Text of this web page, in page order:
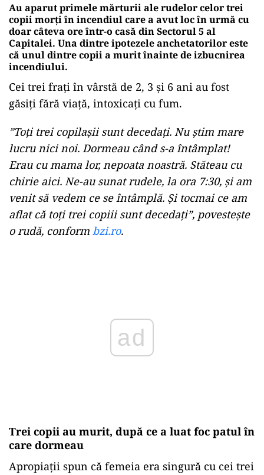
Au aparut primele mărturii ale rudelor celor trei
copii morți în incendiul care a avut loc în urmă cu
doar câteva ore într-o casă din Sectorul 5 al
Capitalei. Una dintre ipotezele anchetatorilor este
că unul dintre copii a murit înainte de izbucnirea
incendiului.
Cei trei frați în vârstă de 2, 3 și 6 ani au fost
găsiți fără viață, intoxicați cu fum.
”Toți trei copilașii sunt decedați. Nu știm mare
lucru nici noi. Dormeau când s-a întâmplat!
Erau cu mama lor, nepoata noastră. Stăteau cu
chirie aici. Ne-au sunat rudele, la ora 7:30, și am
venit să vedem ce se întâmplă. Și tocmai ce am
aflat că toți trei copiii sunt decedați”, povestește
o rudă, conform bzi.ro.
Trei copii au murit, după ce a luat foc patul în
care dormeau
Apropiații spun că femeia era singură cu cei trei